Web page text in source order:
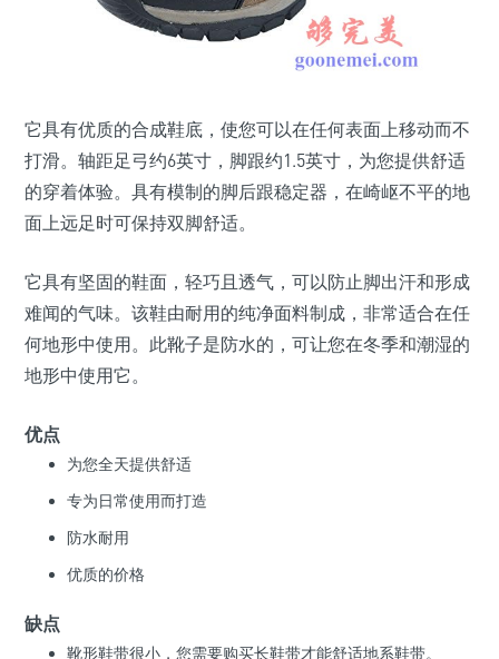
它具有优质的合成鞋底，使您可以在任何表面上移动而不
打滑。轴距足弓约6英寸，脚跟约1.5英寸，为您提供舒适
的穿着体验。具有模制的脚后跟稳定器，在崎岖不平的地
面上远足时可保持双脚舒适。
它具有坚固的鞋面，轻巧且透气，可以防止脚出汗和形成
难闻的气味。该鞋由耐用的纯净面料制成，非常适合在任
何地形中使用。此靴子是防水的，可让您在冬季和潮湿的
地形中使用它。
优点
为您全天提供舒适
专为日常使用而打造
防水耐用
优质的价格
缺点
靴形鞋带很小，您需要购买长鞋带才能舒适地系鞋带。